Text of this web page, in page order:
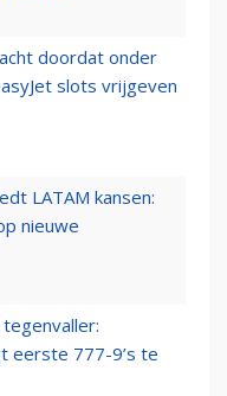
doordat onder
slots vrijgeven
LATAM kansen:
nieuwe
eerste 777-9’s te